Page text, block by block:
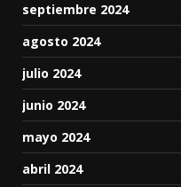
septiembre 2024
agosto 2024
julio 2024
junio 2024
mayo 2024
abril 2024